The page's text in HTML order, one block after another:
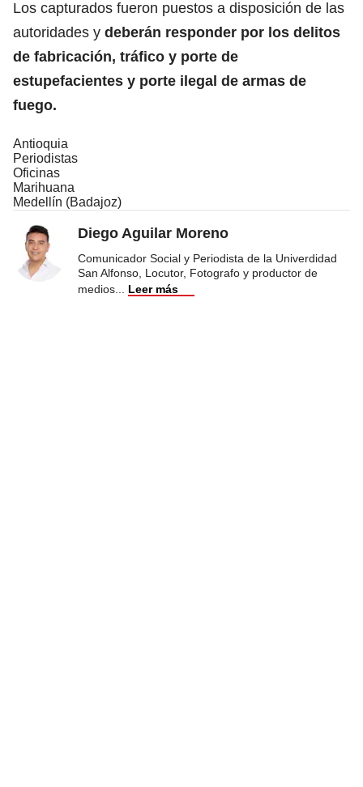
Los capturados fueron puestos a disposición de las
autoridades y deberán responder por los delitos
de fabricación, tráfico y porte de
estupefacientes y porte ilegal de armas de
fuego.
Antioquia
Periodistas
Oficinas
Marihuana
Medellín (Badajoz)
Diego Aguilar Moreno
Comunicador Social y Periodista de la Univerdidad
San Alfonso, Locutor, Fotografo y productor de
medios
Leer más